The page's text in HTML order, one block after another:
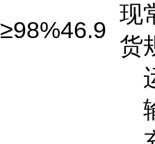
≥98%46.9
现
货